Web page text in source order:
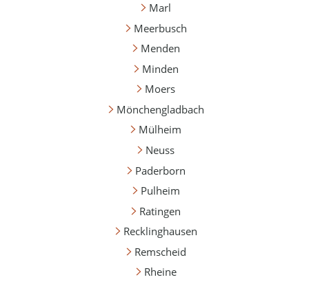
Marl
Meerbusch
Menden
Minden
Moers
Mönchengladbach
Mülheim
Neuss
Paderborn
Pulheim
Ratingen
Recklinghausen
Remscheid
Rheine